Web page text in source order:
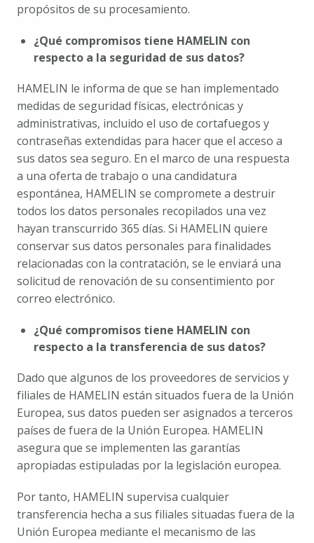
propósitos de su procesamiento.
¿Qué compromisos tiene HAMELIN con
respecto a la seguridad de sus datos?
HAMELIN le informa de que se han implementado
medidas de seguridad físicas, electrónicas y
administrativas, incluido el uso de cortafuegos y
contraseñas extendidas para hacer que el acceso a
sus datos sea seguro. En el marco de una respuesta
a una oferta de trabajo o una candidatura
espontánea, HAMELIN se compromete a destruir
todos los datos personales recopilados una vez
hayan transcurrido 365 días. Si HAMELIN quiere
conservar sus datos personales para finalidades
relacionadas con la contratación, se le enviará una
solicitud de renovación de su consentimiento por
correo electrónico.
¿Qué compromisos tiene HAMELIN con
respecto a la transferencia de sus datos?
Dado que algunos de los proveedores de servicios y
filiales de HAMELIN están situados fuera de la Unión
Europea, sus datos pueden ser asignados a terceros
países de fuera de la Unión Europea. HAMELIN
asegura que se implementen las garantías
apropiadas estipuladas por la legislación europea.
Por tanto, HAMELIN supervisa cualquier
transferencia hecha a sus filiales situadas fuera de la
Unión Europea mediante el mecanismo de las